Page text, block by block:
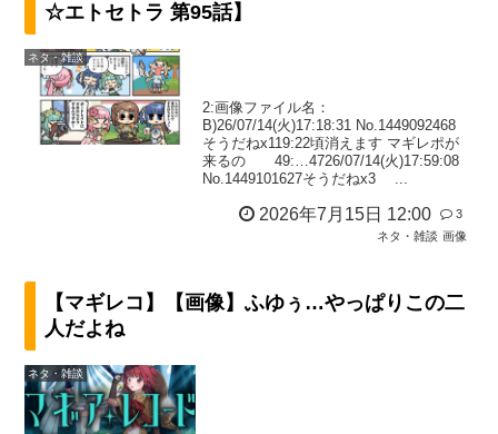
☆エトセトラ 第95話】
ネタ・雑談
2:画像ファイル名：
B)26/07/14(火)17:18:31 No.1449092468
そうだねx119:22頃消えます マギレポが
来るの 49:…4726/07/14(火)17:59:08
No.1449101627そうだねx3 ...
2026年7月15日 12:00
3
ネタ・雑談 画像
【マギレコ】【画像】ふゆぅ…やっぱりこの二
人だよね
ネタ・雑談